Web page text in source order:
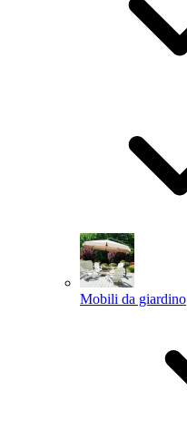
Mobili da giardino